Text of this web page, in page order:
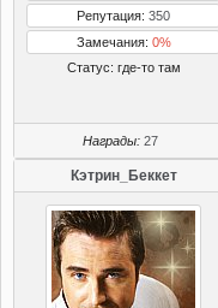
Репутация: 350
Замечания: 0%
Статус: где-то там
Награды: 27
Кэтрин_Беккет